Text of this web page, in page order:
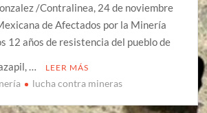
/Contralinea, 24 de noviembre
de Afectados por la Minería
12 años de resistencia del pueblo de
…
LEER MÁS
lucha contra mineras